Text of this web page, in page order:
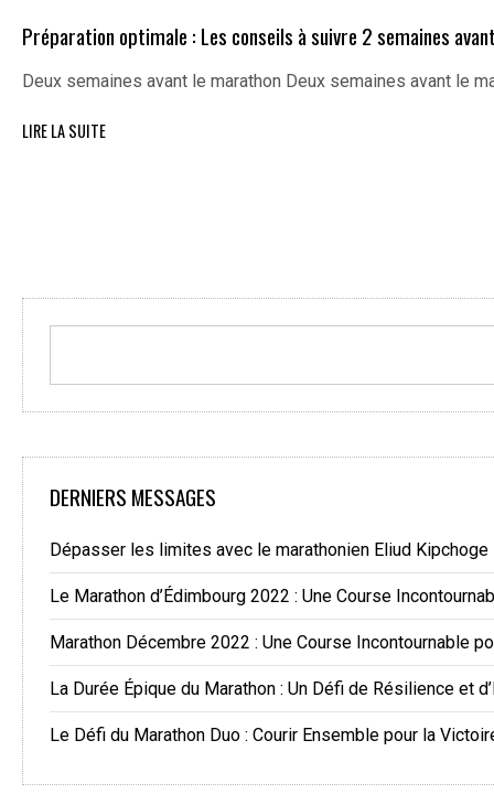
Préparation optimale : Les conseils à suivre 2 semaines
Deux semaines avant le marathon Deux semaines avant le
LIRE LA SUITE
DERNIERS MESSAGES
Dépasser les limites avec le marathonien Eliud Kipchoge
Le Marathon d’Édimbourg 2022 : Une Course
Marathon Décembre 2022 : Une Course Incontournable
La Durée Épique du Marathon : Un Défi de Résilience et
Le Défi du Marathon Duo : Courir Ensemble pour la